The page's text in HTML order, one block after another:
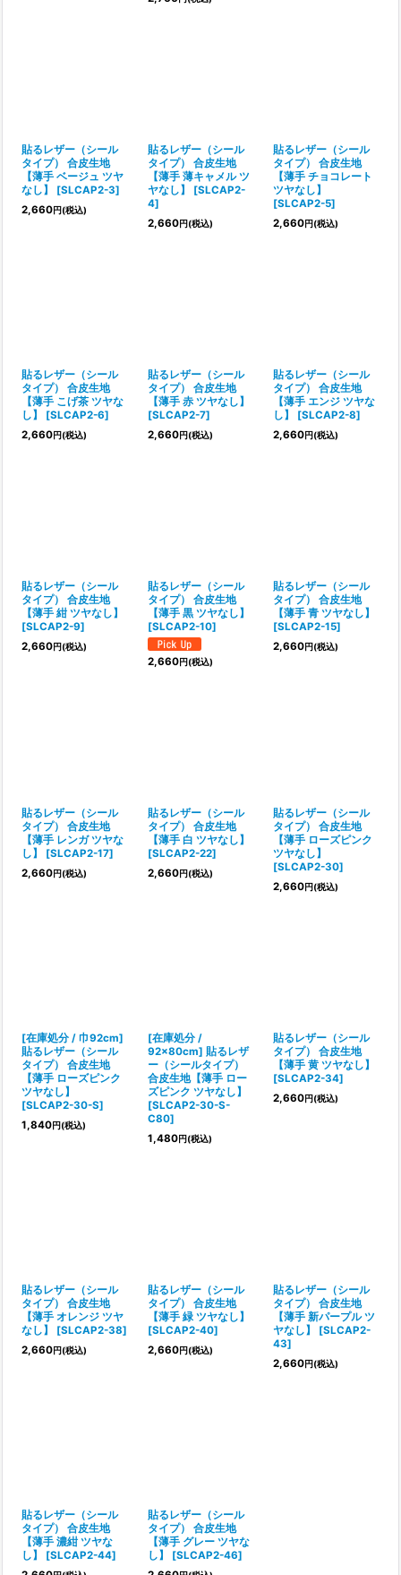
貼るレザー（シール
タイプ） 合皮生地
【薄手 ベージュ ツヤ
なし】
[SLCAP2-3]
2,660円(税込)
貼るレザー（シール
タイプ） 合皮生地
【薄手 薄キャメル ツ
ヤなし】
[SLCAP2-
4]
2,660円(税込)
貼るレザー（シール
タイプ） 合皮生地
【薄手 チョコレート
ツヤなし】
[SLCAP2-5]
2,660円(税込)
貼るレザー（シール
タイプ） 合皮生地
【薄手 こげ茶 ツヤな
し】
[SLCAP2-6]
2,660円(税込)
貼るレザー（シール
タイプ） 合皮生地
【薄手 赤 ツヤなし】
[SLCAP2-7]
2,660円(税込)
貼るレザー（シール
タイプ） 合皮生地
【薄手 エンジ ツヤな
し】
[SLCAP2-8]
2,660円(税込)
貼るレザー（シール
タイプ） 合皮生地
【薄手 紺 ツヤなし】
[SLCAP2-9]
2,660円(税込)
貼るレザー（シール
タイプ） 合皮生地
【薄手 黒 ツヤなし】
[SLCAP2-10]
2,660円(税込)
貼るレザー（シール
タイプ） 合皮生地
【薄手 青 ツヤなし】
[SLCAP2-15]
2,660円(税込)
貼るレザー（シール
タイプ） 合皮生地
【薄手 レンガ ツヤな
し】
[SLCAP2-17]
2,660円(税込)
貼るレザー（シール
タイプ） 合皮生地
【薄手 白 ツヤなし】
[SLCAP2-22]
2,660円(税込)
貼るレザー（シール
タイプ） 合皮生地
【薄手 ローズピンク
ツヤなし】
[SLCAP2-30]
2,660円(税込)
[在庫処分 / 巾92cm]
貼るレザー（シール
タイプ） 合皮生地
【薄手 ローズピンク
ツヤなし】
[SLCAP2-30-S]
1,840円(税込)
[在庫処分 /
92×80cm] 貼るレザ
ー（シールタイプ）
合皮生地【薄手 ロー
ズピンク ツヤなし】
[SLCAP2-30-S-
C80]
1,480円(税込)
貼るレザー（シール
タイプ） 合皮生地
【薄手 黄 ツヤなし】
[SLCAP2-34]
2,660円(税込)
貼るレザー（シール
タイプ） 合皮生地
【薄手 オレンジ ツヤ
なし】
[SLCAP2-38]
2,660円(税込)
貼るレザー（シール
タイプ） 合皮生地
【薄手 緑 ツヤなし】
[SLCAP2-40]
2,660円(税込)
貼るレザー（シール
タイプ） 合皮生地
【薄手 新パープル ツ
ヤなし】
[SLCAP2-
43]
2,660円(税込)
貼るレザー（シール
タイプ） 合皮生地
【薄手 濃紺 ツヤな
し】
[SLCAP2-44]
貼るレザー（シール
タイプ） 合皮生地
【薄手 グレー ツヤな
し】
[SLCAP2-46]